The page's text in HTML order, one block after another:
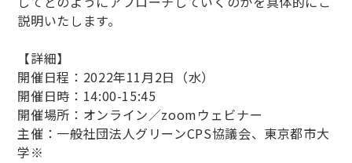
説明いたします。
【詳細】
開催日程：2022年11月2日（水）
開催日時：14:00-15:45
開催場所：オンライン／zoomウェビナー
主催：一般社団法人グリーンCPS協議会、東京都市大
学※